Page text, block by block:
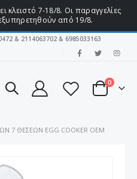
κλειστό 7-18/8. Οι παραγγελίες
από 19/8.
& 2114063702 & 6985033163
Cart
0
7 ΘΈΣΕΩΝ EGG COOKER OEM